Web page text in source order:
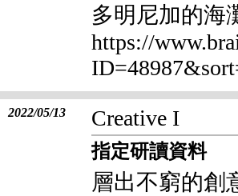
多明尼加的海
https://
2022/05/13 Creative I
指定研讀資料
層出不窮的創